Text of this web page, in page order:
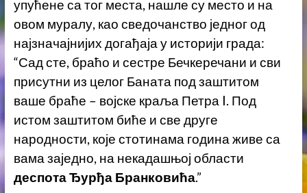
упућене са тог места, нашле су место и на
овом муралу, као сведочанство једног од
најзначајнијих догађаја у историји града:
“Сад сте, браћо и сестре Бечкеречани и сви
присутни из целог Баната под заштитом
ваше браће – војске краља Петра I. Под
истом заштитом биће и све друге
народности, које стотинама година живе са
вама заједно, на некадашњој области
деспота Ђурђа Бранковића.”